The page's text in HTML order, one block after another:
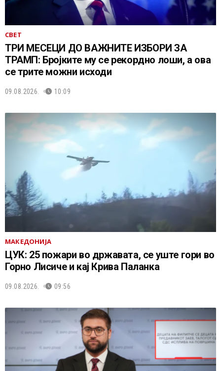
СВЕТ
ТРИ МЕСЕЦИ ДО ВАЖНИТЕ ИЗБОРИ ЗА
ТРАМП: Бројките му се рекордно лоши, а ова
се трите можни исходи
09.08.2026. 10:09
МАКЕДОНИЈА
ЦУК: 25 пожари во државата, се уште гори во
Горно Лисиче и кај Крива Паланка
09.08.2026. 09:56